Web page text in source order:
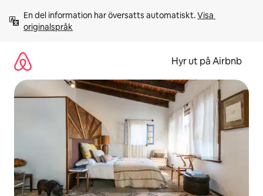
innehåll
En del information har översatts automatiskt. Visa
originalspråk
Hyr ut på Airbnb